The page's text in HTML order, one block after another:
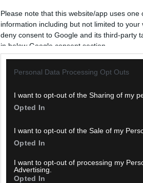
Please note that this website/app uses
information including but not limited to
deny consent to Google and its third-party
in below Google consent section.
Personal Data Processing Opt Outs
I want to opt-out of the Sharing of my
Opted In
I want to opt-out of the Sale of my
Opted In
I want to opt-out of processing my
Advertising.
Opted In
φανέλα τους, στη
“A Little Shelter”, ο
την προστασία των
της ΠΑΕ
Δείτε Περισσότερα